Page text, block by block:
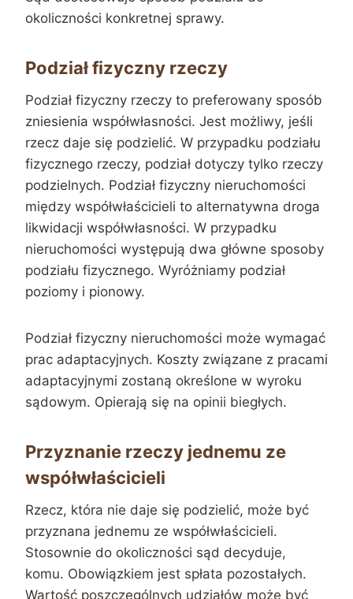
okoliczności konkretnej sprawy.
Podział fizyczny rzeczy
Podział fizyczny rzeczy to preferowany sposób
zniesienia współwłasności. Jest możliwy, jeśli
rzecz daje się podzielić. W przypadku podziału
fizycznego rzeczy, podział dotyczy tylko rzeczy
podzielnych. Podział fizyczny nieruchomości
między współwłaścicieli to alternatywna droga
likwidacji współwłasności. W przypadku
nieruchomości występują dwa główne sposoby
podziału fizycznego. Wyróżniamy podział
poziomy i pionowy.
Podział fizyczny nieruchomości może wymagać
prac adaptacyjnych. Koszty związane z pracami
adaptacyjnymi zostaną określone w wyroku
sądowym. Opierają się na opinii biegłych.
Przyznanie rzeczy jednemu ze
współwłaścicieli
Rzecz, która nie daje się podzielić, może być
przyznana jednemu ze współwłaścicieli.
Stosownie do okoliczności sąd decyduje,
komu. Obowiązkiem jest spłata pozostałych.
Wartość poszczególnych udziałów może być